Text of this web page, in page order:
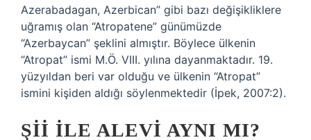
Azerabadagan, Azerbican” gibi bazı değişikliklere
uğramış olan “Atropatene” günümüzde
“Azerbaycan” şeklini almıştır. Böylece ülkenin
“Atropat” ismi M.Ö. VIII. yılına dayanmaktadır. 19.
yüzyıldan beri var olduğu ve ülkenin “Atropat”
ismini kişiden aldığı söylenmektedir (İpek, 2007:2).
ŞII ILE ALEVI AYNI MI?